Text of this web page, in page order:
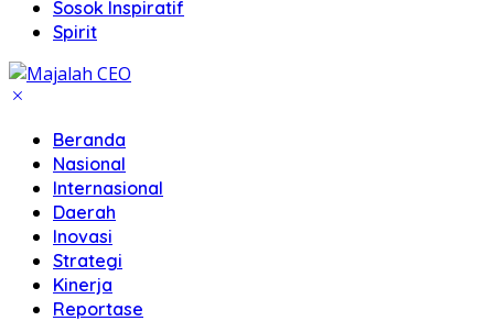
Sosok Inspiratif
Spirit
Beranda
Nasional
Internasional
Daerah
Inovasi
Strategi
Kinerja
Reportase